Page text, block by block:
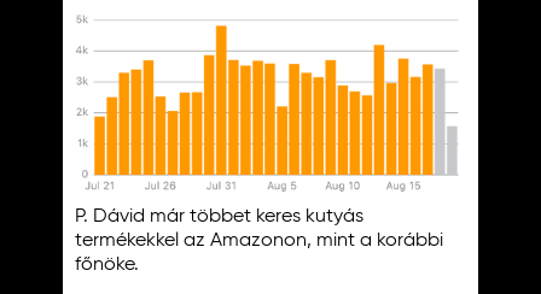
P. Dávid már többet keres kutyás
termékekkel az Amazonon, mint a korábbi
főnöke.